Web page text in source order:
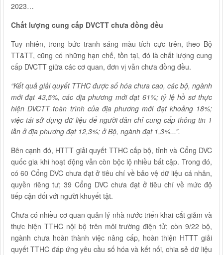
2023…
Chất lượng cung cấp DVCTT chưa đồng đều
Tuy nhiên, trong bức tranh sáng màu tích cực trên, theo Bộ
TT&TT, cũng có những hạn chế, tồn tại, đó là chất lượng cung
cấp DVCTT giữa các cơ quan, đơn vị vẫn chưa đồng đều.
“Kết quả giải quyết TTHC được số hóa chưa cao, các bộ, ngành
mới đạt 43,5%, các địa phương mới đạt 61%; tỷ lệ hồ sơ thực
hiện DVCTT toàn trình của địa phương mới đạt khoảng 18%;
việc tái sử dụng dữ liệu để người dân chỉ cung cấp thông tin 1
lần ở địa phương đạt 12,3%; ở Bộ, ngành đạt 1,3%...”.
Bên cạnh đó, HTTT giải quyết TTHC cấp bộ, tỉnh và Cổng DVC
quốc gia khi hoạt động vẫn còn bộc lộ nhiều bất cập. Trong đó,
có 60 Cổng DVC chưa đạt ở tiêu chí về bảo vệ dữ liệu cá nhân,
quyền riêng tư; 39 Cổng DVC chưa đạt ở tiêu chí về mức độ
tiếp cận đối với người khuyết tật.
Chưa có nhiều cơ quan quản lý nhà nước triển khai cắt giảm và
thực hiện TTHC nội bộ trên môi trường điện tử; còn 9/22 bộ,
ngành chưa hoàn thành việc nâng cấp, hoàn thiện HTTT giải
quyết TTHC đáp ứng yêu cầu số hóa và kết nối, chia sẻ dữ liệu